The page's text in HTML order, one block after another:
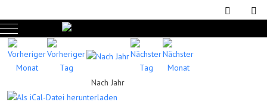
Mobile Menu Toggle
Nach Jahr